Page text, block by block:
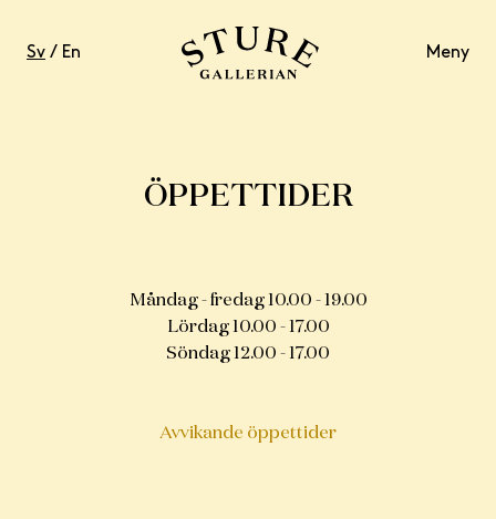
Sv / En Meny
MAT & DRYCK
VÄLBEFINNANDE
ÖPPETTIDER
Måndag - fredag 10.00 - 19.00
Lördag 10.00 - 17.00
Söndag 12.00 - 17.00
Avvikande öppettider